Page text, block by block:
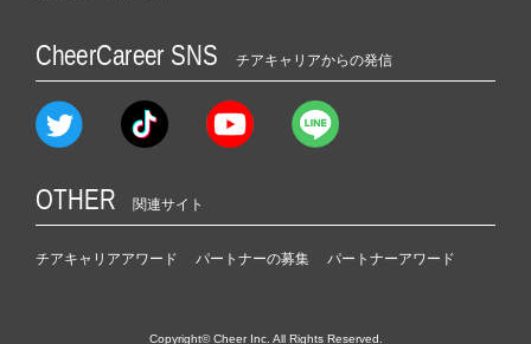
CheerCareer SNS チアキャリアからの発信
OTHER 関連サイト
チアキャリアアワード パートナーの募集 パートナーアワード
Copyright© Cheer Inc. All Rights Reserved.